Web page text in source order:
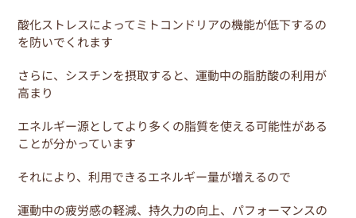
酸化ストレスによってミトコンドリアの機能が低下するの
を防いでくれます
さらに、シスチンを摂取すると、運動中の脂肪酸の利用が
高まり
エネルギー源としてより多くの脂質を使える可能性がある
ことが分かっています
それにより、利用できるエネルギー量が増えるので
運動中の疲労感の軽減、持久力の向上、パフォーマンスの